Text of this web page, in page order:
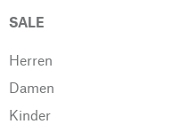
SALE
Herren
Damen
Kinder